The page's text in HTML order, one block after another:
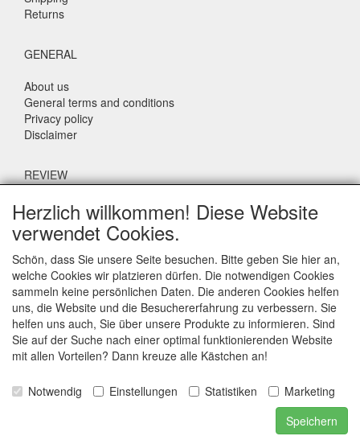
Returns
GENERAL
About us
General terms and conditions
Privacy policy
Disclaimer
REVIEW
What do others say about us?
Customers rate our service, price and speed with an average
score of 9.4 (Q1 Quality Report 2024)
CONTACT DETAILS
Adriaen Banckertstraat 6
3115 JE SCHIEDAM
The Netherlands
Herzlich willkommen! Diese Website
verwendet Cookies.
Schön, dass Sie unsere Seite besuchen. Bitte geben Sie hier an,
welche Cookies wir platzieren dürfen. Die notwendigen Cookies
sammeln keine persönlichen Daten. Die anderen Cookies helfen
uns, die Website und die Besuchererfahrung zu verbessern. Sie
helfen uns auch, Sie über unsere Produkte zu informieren. Sind
Sie auf der Suche nach einer optimal funktionierenden Website
mit allen Vorteilen? Dann kreuze alle Kästchen an!
Notwendig Einstellungen Statistiken
Marketing
Speichern